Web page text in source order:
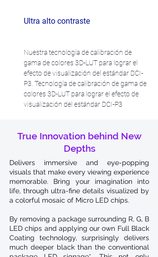
Ultra alto contraste
Nuestra tecnología de calibración de
gama de colores 3D-LUT para lograr el
efecto de visualización del estándar DCI-
P3. Tecnología de calibración de gama de
colores 3D-LUT para lograr el efecto de
visualización del estándar DCI-P3
True Innovation behind New
Depths
Delivers immersive and eye-popping
visuals that make every viewing experience
memorable. Bring your imagination into
life, through ultra-fine details visualized by
a colorful mosaic of Micro LED chips.
By removing a package surrounding R, G, B
LED chips and applying our own Full Black
Coating technology, surprisingly delivers
much deeper black than the conventional